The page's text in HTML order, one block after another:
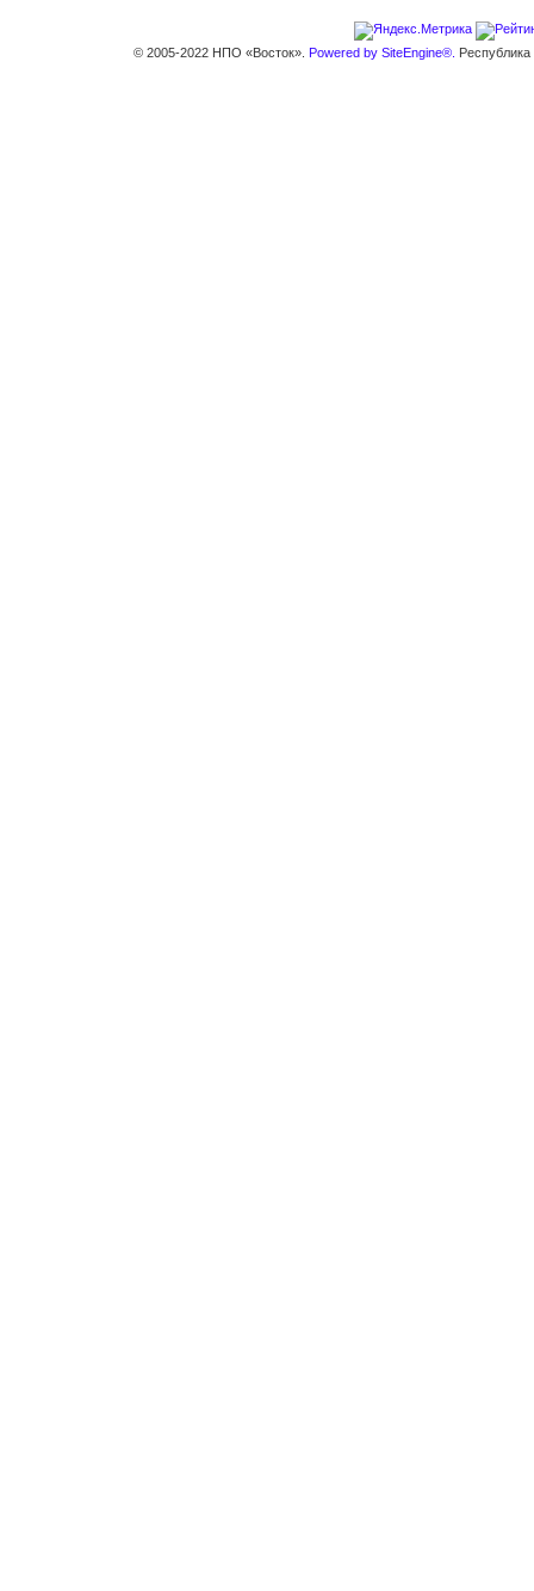
© 2005-2022 НПО «Восток». Powered by SiteEngine®.